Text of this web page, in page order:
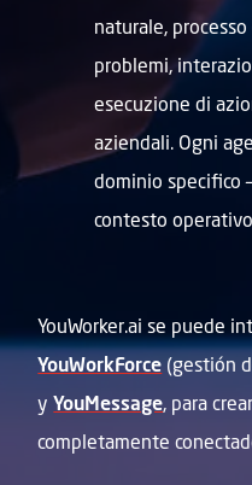
naturale,
problemi,
esecuzione di
aziendali. Ogni
dominio specifico
contesto
YouWorker.ai se puede
YouWorkForce (gestión
yYouMessage, para
completamente